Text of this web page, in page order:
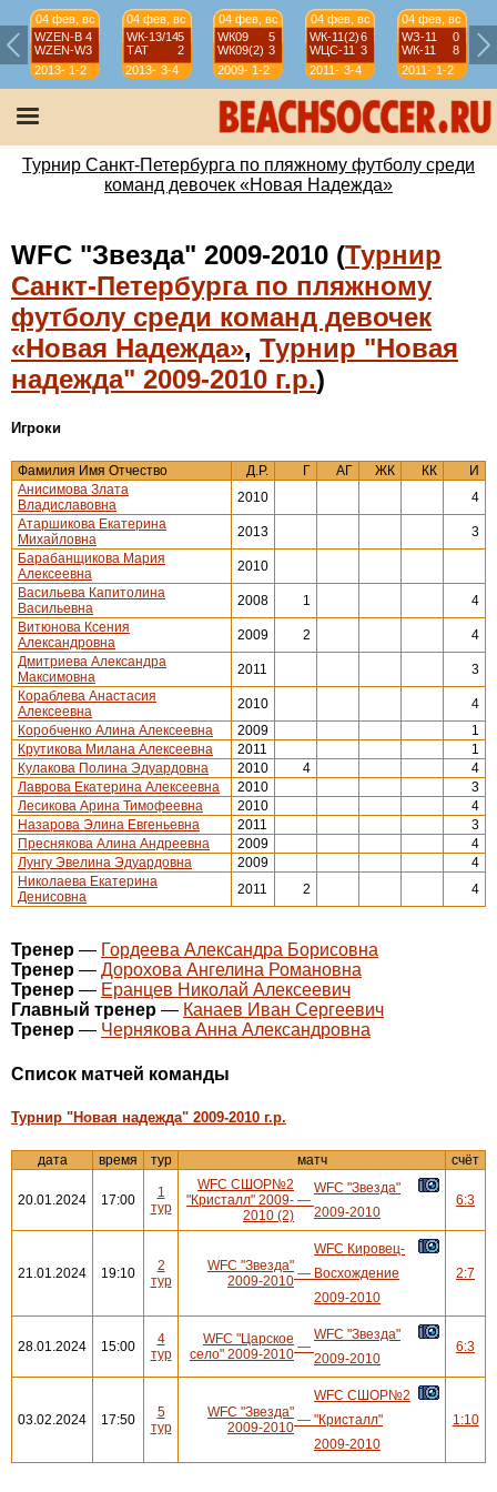
04 фев, вс
WZEN-B 4
WZEN-W3
2013-
14
1-2
04 фев, вс
WК-13/145
ТАТ
2
2013-
14
3-4
04 фев, вс
WК09
5
WК09(2) 3
2009-
10
1-2
04 фев, вс
WК-11(2)6
WЦС-11 3
2011-
12
3-4
04 фев, вс
WЗ-11
0
WК-11
8
2011-
12
1-2
Турнир Санкт-Петербурга по пляжному футболу среди
команд девочек «Новая Надежда»
WFC "Звезда" 2009-2010 (Турнир
Санкт-Петербурга по пляжному
футболу среди команд девочек
«Новая Надежда», Турнир "Новая
надежда" 2009-2010 г.р.)
Игроки
Фамилия Имя Отчество Д.Р. Г АГ ЖК КК
И
Анисимова Злата
Владиславовна
2010
4
Атаршикова Екатерина
Михайловна
2013
3
Барабанщикова Мария
Алексеевна
2010
Васильева Капитолина
Васильевна
2008 1
4
Витюнова Ксения
Александровна
2009 2
4
Дмитриева Александра
Максимовна
2011
3
Кораблева Анастасия
Алексеевна
2010
4
Коробченко Алина Алексеевна
2009
1
Крутикова Милана Алексеевна
2011
1
Кулакова Полина Эдуардовна
2010 4
4
Лаврова Екатерина Алексеевна
2010
3
Лесикова Арина Тимофеевна
2010
4
Назарова Элина Евгеньевна
2011
3
Преснякова Алина Андреевна
2009
4
Лунгу Эвелина Эдуардовна
2009
4
Николаева Екатерина
Денисовна
2011 2 4
Тренер — Гордеева Александра Борисовна
Тренер — Дорохова Ангелина Романовна
Тренер — Еранцев Николай Алексеевич
Главный тренер — Канаев Иван Сергеевич
Тренер — Чернякова Анна Александровна
Cписок матчей команды
Турнир "Новая надежда" 2009-2010 г.р.
дата время тур матч счёт
20.01.2024 17:00
1
тур
WFC СШОР№2
"Кристалл" 2009-
2010 (2)
—
WFC "Звезда"
2009-2010
6:3
21.01.2024 19:10
2
тур
WFC "Звезда"
2009-2010 —
WFC Кировец-
Восхождение
2009-2010
2:7
28.01.2024 15:00
4
тур
WFC "Царское
село" 2009-2010 —
WFC "Звезда"
2009-2010
6:3
03.02.2024 17:50
5
тур
WFC "Звезда"
2009-2010 —
WFC СШОР№2
"Кристалл"
2009-2010
1:10